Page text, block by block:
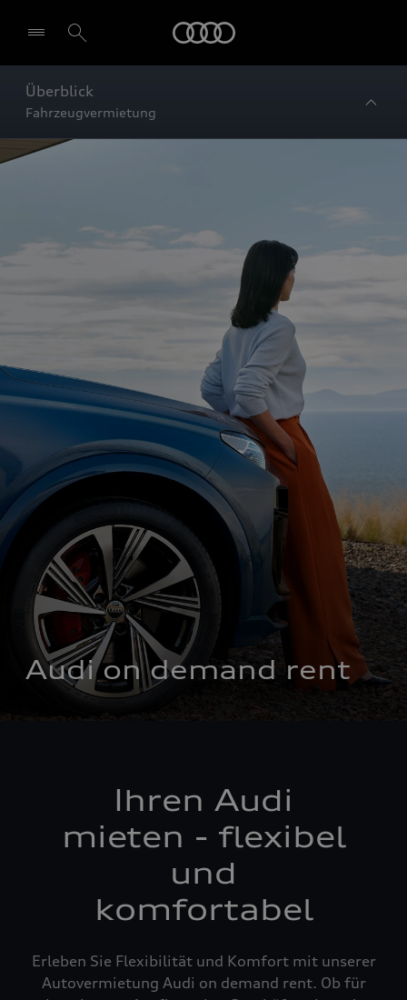
Überblick
Fahrzeugvermietung
Audi on demand rent
Ihren Audi
mieten - flexibel
und
komfortabel
Erleben Sie Flexibilität und Komfort mit unserer
Autovermietung Audi on demand rent. Ob für